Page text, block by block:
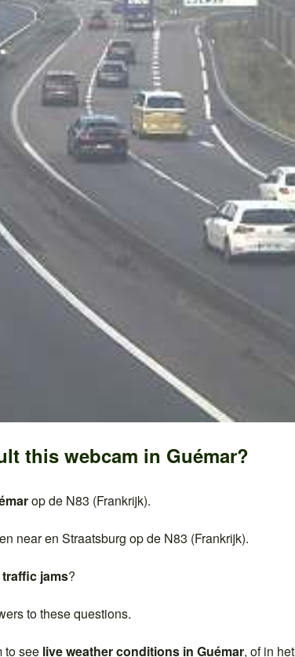
this webcam in Guémar?
op de N83 (Frankrijk).
near en Straatsburg op de N83 (Frankrijk).
traffic jams?
to these questions.
to see live weather conditions in Guémar, of in het